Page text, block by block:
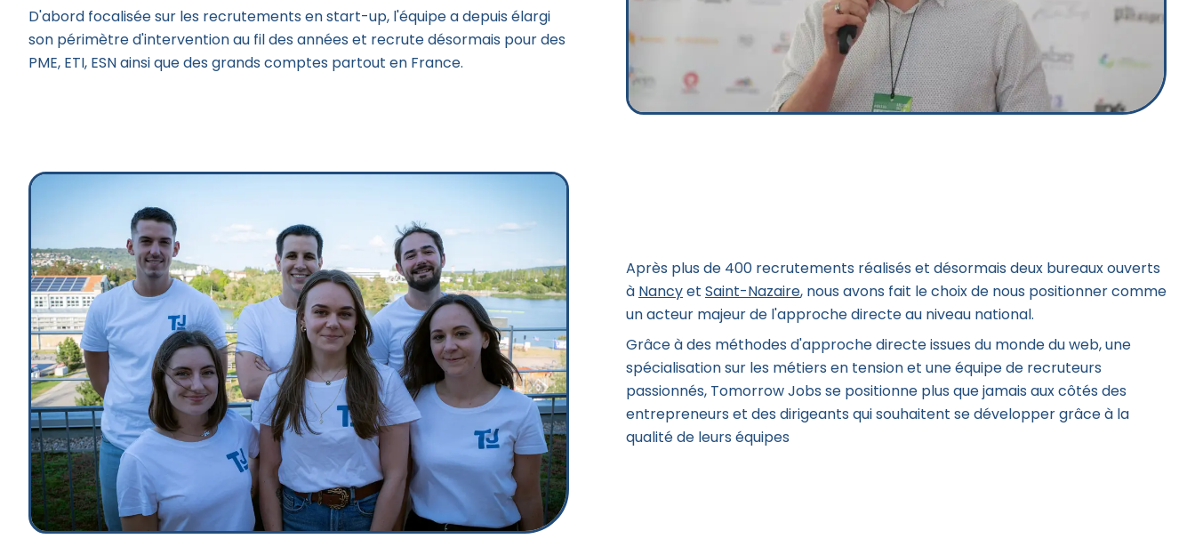
D'abord focalisée sur les recrutements en start-up, l'équipe a depuis élargi
son périmètre d'intervention au fil des années et recrute désormais pour des
PME, ETI, ESN ainsi que des grands comptes partout en France.
Après plus de 400 recrutements réalisés et désormais deux bureaux ouverts
à Nancyet Saint-Nazaire, nous avons fait le choix de nous positionner comme
un acteur majeur de l'approche directe au niveau national.
Grâce à des méthodes d'approche directe issues du monde du web, une
spécialisation sur les métiers en tension et une équipe de recruteurs
passionnés, Tomorrow Jobs se positionne plus que jamais aux côtés des
entrepreneurs et des dirigeants qui souhaitent se développer grâce à la
qualité de leurs équipes